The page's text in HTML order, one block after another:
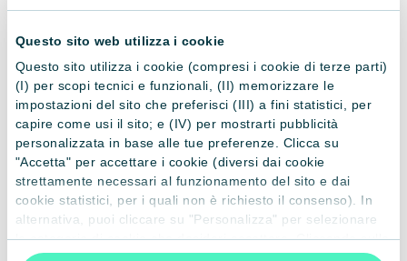
Questo sito web utilizza i cookie
Questo sito utilizza i cookie (compresi i cookie di terze parti)
(I) per scopi tecnici e funzionali, (II) memorizzare le
impostazioni del sito che preferisci (III) a fini statistici, per
capire come usi il sito; e (IV) per mostrarti pubblicità
personalizzata in base alle tue preferenze. Clicca su
"Accetta" per accettare i cookie (diversi dai cookie
strettamente necessari al funzionamento del sito e dai
cookie statistici, per i quali non è richiesto il consenso). In
alternativa, puoi cliccare su "Personalizza" per selezionare
le categorie di cookie che desideri accettare. Cliccando sulla
“X” le impostazioni predefinite vengono lasciate invariate e
agonistica in corso di validità.
PROGRAMMA
L'agenda dettagliata del programma sarà inviata in un
secondo momento direttamente dalle coordinatrici
dell'iniziativa ai partecipanti confermati.